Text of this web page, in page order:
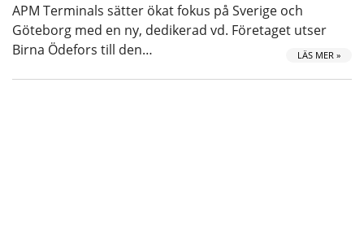
APM Terminals sätter ökat fokus på Sverige och
Göteborg med en ny, dedikerad vd. Företaget utser
Birna Ödefors till den…
LÄS MER »